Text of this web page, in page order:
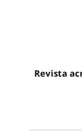
Revista